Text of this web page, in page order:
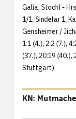
Galia, Stochl -
1/1, Sindelar 1,
Gensheimer /
1:1 (4.), 2:2 (7.),
(37.), 20:19 (40.),
Stuttgart)
KN: